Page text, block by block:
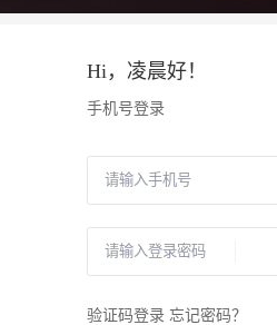
Hi， 凌晨好！
手机号登录
验证码登录 忘记密码？